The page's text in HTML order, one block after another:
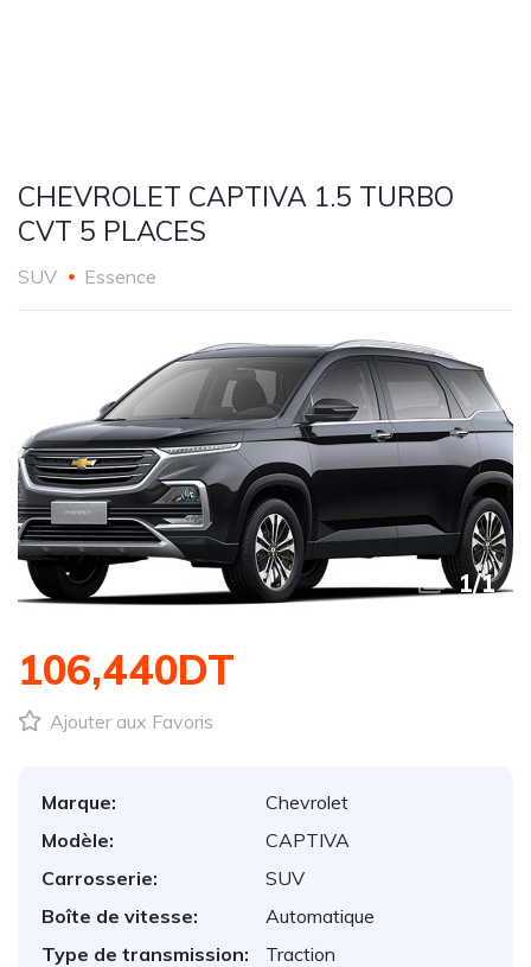
CHEVROLET CAPTIVA 1.5 TURBO
CVT 5 PLACES
SUV Essence
1/1
106,440DT
Ajouter aux Favoris
Marque:
Chevrolet
Modèle:
CAPTIVA
Carrosserie:
SUV
Boîte de vitesse:
Automatique
Type de transmission:
Traction